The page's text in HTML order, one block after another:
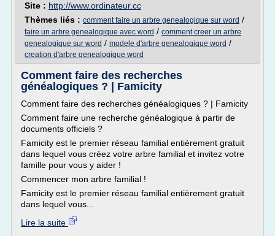
Site : http://www.ordinateur.cc
Thèmes liés : comment faire un arbre genealogique sur word /
faire un arbre genealogique avec word / comment creer un arbre
genealogique sur word / modele d'arbre genealogique word /
creation d'arbre genealogique word
Comment faire des recherches
généalogiques ? | Famicity
Comment faire des recherches généalogiques ? | Famicity
Comment faire une recherche généalogique à partir de
documents officiels ?
Famicity est le premier réseau familial entièrement gratuit
dans lequel vous créez votre arbre familial et invitez votre
famille pour vous y aider !
Commencer mon arbre familial !
Famicity est le premier réseau familial entièrement gratuit
dans lequel vous...
Lire la suite